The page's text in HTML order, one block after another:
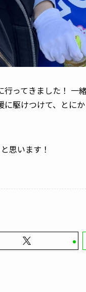
ってきました！ 一
駆けつけて、とに
思います！